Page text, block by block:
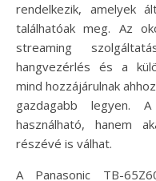
rendelkezik, amelyek
találhatóak meg. Az
streaming
hangvezérlés és a
mind hozzájárulnak
gazdagabb legyen.
használható, hanem
részévé is válhat.
A Panasonic TB-